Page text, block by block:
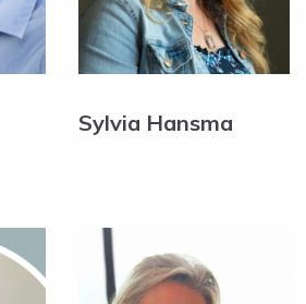
Sylvia Hansma